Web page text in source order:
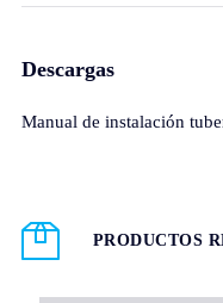
Descargas
Manual de instalación
PRODUCTOS